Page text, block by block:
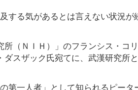
する気があるとは言えない状況が
（ＮＩＨ）」のフランシス・コ
スザック氏宛てに、武漢研究所
第一人者」として知られるピータ